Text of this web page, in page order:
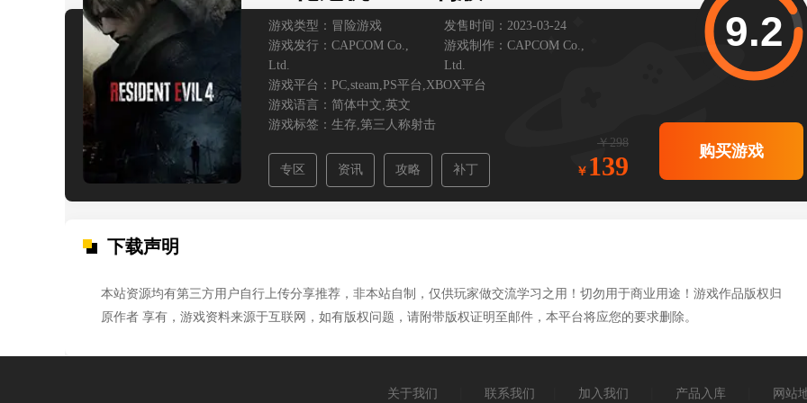
游戏类型：冒险游戏
发售时间：2023-03-24
游戏发行：CAPCOM Co.,
Ltd.
游戏制作：CAPCOM Co.,
Ltd.
游戏平台：PC,steam,PS平台,XBOX平台
游戏语言：简体中文,英文
游戏标签：生存,第三人称射击
专区 资讯 攻略 补丁
￥298
139
9.2
购买游戏
下载声明
本站资源均有第三方用户自行上传分享推荐，非本站自制，仅供玩家做交流学习之用！切勿用于商业用途！游戏作品版权归
原作者 享有，游戏资料来源于互联网，如有版权问题，请附带版权证明至邮件，本平台将应您的要求删除。
关于我们 联系我们 加入我们 产品入库 网站